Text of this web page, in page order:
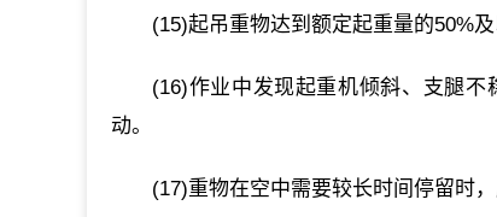
(15)起吊重物达到额定起重量的50%
(16)作业中发现起重机倾斜、支腿
动。
(17)重物在空中需要较长时间停留时